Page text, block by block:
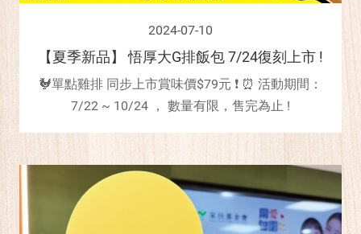
2024-07-10
【夏季新品】 悟厚大G排飯包 7/24復刻上市 !
🐓單點雞排 同步上市賞味價$79元 ❗ ⏰ 活動期間：
7/22 ~ 10/24 ， 數量有限，售完為止 !